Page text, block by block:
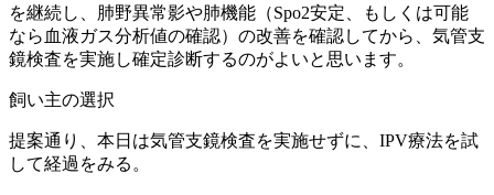
を継続し、肺野異常影や肺機能（Spo2安定、もしくは可能
なら血液ガス分析値の確認）の改善を確認してから、気管支
鏡検査を実施し確定診断するのがよいと思います。
飼い主の選択
提案通り、本日は気管支鏡検査を実施せずに、IPV療法を試
して経過をみる。